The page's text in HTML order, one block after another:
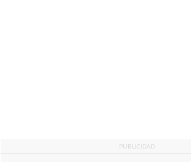
PUBLICIDAD